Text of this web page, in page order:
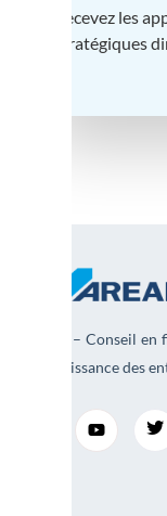
Recevez les
stratégiques
AREAD – Conseil
et la croissance des